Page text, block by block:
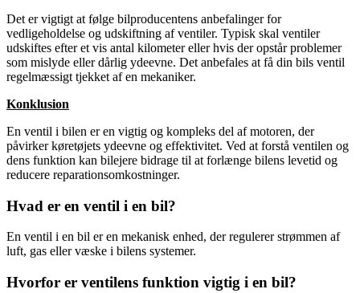
Det er vigtigt at følge bilproducentens anbefalinger for
vedligeholdelse og udskiftning af ventiler. Typisk skal ventiler
udskiftes efter et vis antal kilometer eller hvis der opstår problemer
som mislyde eller dårlig ydeevne. Det anbefales at få din bils ventil
regelmæssigt tjekket af en mekaniker.
Konklusion
En ventil i bilen er en vigtig og kompleks del af motoren, der
påvirker køretøjets ydeevne og effektivitet. Ved at forstå ventilen og
dens funktion kan bilejere bidrage til at forlænge bilens levetid og
reducere reparationsomkostninger.
Hvad er en ventil i en bil?
En ventil i en bil er en mekanisk enhed, der regulerer strømmen af ​​
luft, gas eller væske i bilens systemer.
Hvorfor er ventilens funktion vigtig i en bil?